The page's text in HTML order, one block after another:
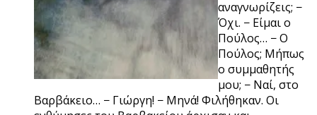
αναγνωρίζεις; −
Όχι. − Είμαι ο
Πούλος… − Ο
Πούλος; Μήπως
ο συμμαθητής
μου; − Ναί, στο
Βαρβάκειο… − Γιώργη! − Μηνά! Φιλήθηκαν. Οι